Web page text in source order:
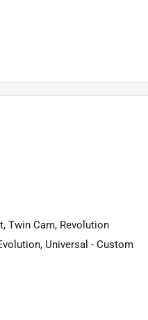
Twin Cam, Revolution
Universal - Custom